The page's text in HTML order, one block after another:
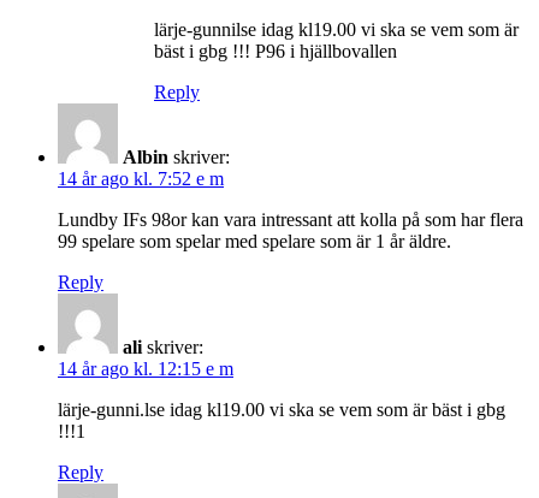
lärje-gunnilse idag kl19.00 vi ska se vem som är
bäst i gbg !!! P96 i hjällbovallen
Reply
Albin skriver:
14 år ago kl. 7:52 e m
Lundby IFs 98or kan vara intressant att kolla på som har flera
99 spelare som spelar med spelare som är 1 år äldre.
Reply
ali skriver:
14 år ago kl. 12:15 e m
lärje-gunni.lse idag kl19.00 vi ska se vem som är bäst i gbg
!!!1
Reply